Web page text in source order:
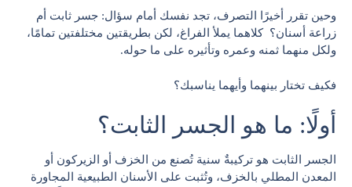
وحين تقرر أخيرًا التصرف، تجد نفسك أمام سؤال: جسر ثابت أم
زراعة أسنان؟ كلاهما يملأ الفراغ، لكن بطريقتين مختلفتين تمامًا،
ولكل منهما ثمنه وعمره وتأثيره على ما حوله.
فكيف تختار بينهما وأيهما يناسبك؟
أولًا: ما هو الجسر الثابت؟
الجسر الثابت هو تركيبةٌ سنية تُصنع من الخزف أو الزيركون أو
المعدن المطلي بالخزف، وتُثبت على الأسنان الطبيعية المجاورة